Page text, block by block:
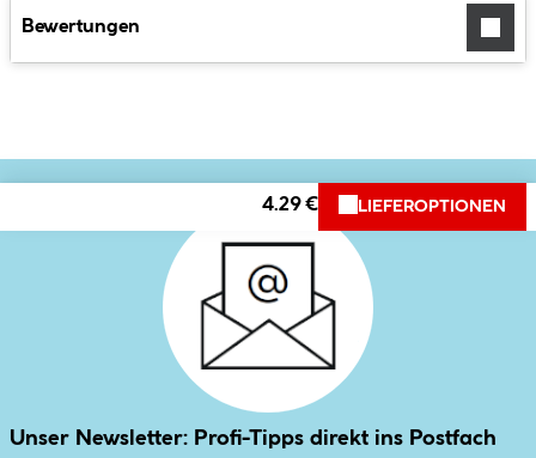
Bewertungen
4.29 € LIEFEROPTIONEN
Unser Newsletter: Profi-Tipps direkt ins Postfach